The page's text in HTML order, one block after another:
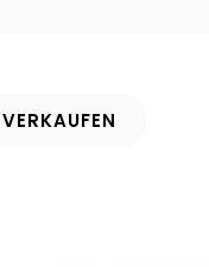
VERKAUFEN